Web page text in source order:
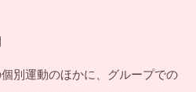
別運動のほかに、グループでの